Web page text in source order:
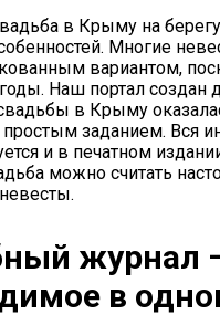
в Крыму на
Многие
вариантом,
Наш портал создан
в Крыму
заданием. Вся
и в печатном
можно считать
журнал
в